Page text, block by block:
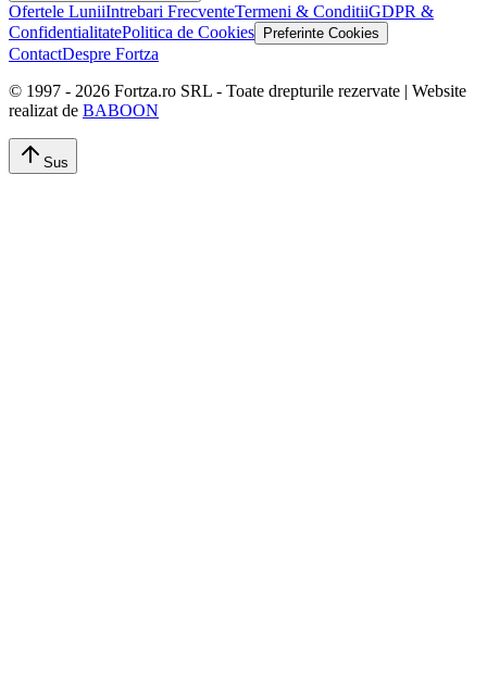
Ofertele LuniiIntrebari FrecventeTermeni & ConditiiGDPR &
ConfidentialitatePolitica de Cookies Preferinte Cookies
ContactDespre Fortza
© 1997 - 2026 Fortza.ro SRL - Toate drepturile rezervate | Website
realizat de BABOON
Sus